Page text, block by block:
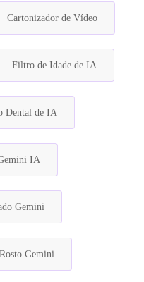
Cartonizador de Vídeo
Filtro de Idade de IA
Dental de IA
IA
Gemini
Gemini